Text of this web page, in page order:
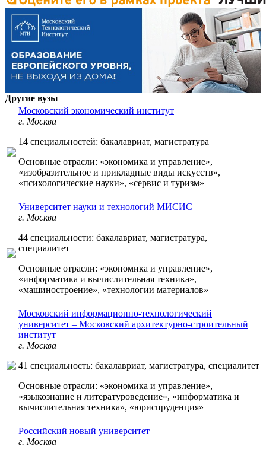
Другие вузы
Московский экономический институт
г. Москва
14 специальностей: бакалавриат, магистратура
Основные отрасли: «экономика и управление»,
«изобразительное и прикладные виды искусств»,
«психологические науки», «сервис и туризм»
Университет науки и технологий МИСИС
г. Москва
44 специальности: бакалавриат, магистратура,
специалитет
Основные отрасли: «экономика и управление»,
«информатика и вычислительная техника»,
«машиностроение», «технологии материалов»
Московский информационно-технологический
университет – Московский архитектурно-строительный
институт
г. Москва
41 специальность: бакалавриат, магистратура, специалитет
Основные отрасли: «экономика и управление»,
«языкознание и литературоведение», «информатика и
вычислительная техника», «юриспруденция»
Российский новый университет
г. Москва